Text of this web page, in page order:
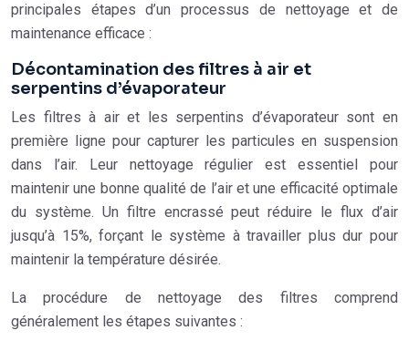
principales étapes d’un processus de nettoyage et de
maintenance efficace :
Décontamination des filtres à air et
serpentins d’évaporateur
Les filtres à air et les serpentins d’évaporateur sont en
première ligne pour capturer les particules en suspension
dans l’air. Leur nettoyage régulier est essentiel pour
maintenir une bonne qualité de l’air et une efficacité optimale
du système. Un filtre encrassé peut réduire le flux d’air
jusqu’à 15%, forçant le système à travailler plus dur pour
maintenir la température désirée.
La procédure de nettoyage des filtres comprend
généralement les étapes suivantes :